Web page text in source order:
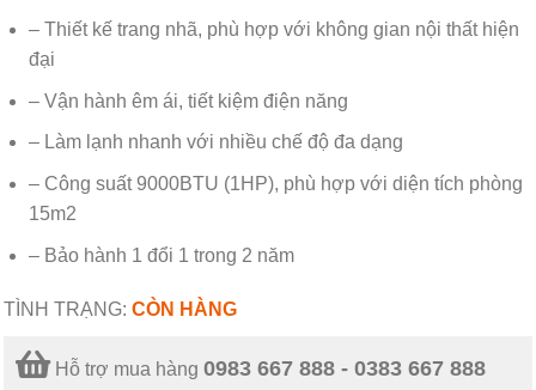
– Thiết kế trang nhã, phù hợp với không gian nội thất hiện
đại
– Vận hành êm ái, tiết kiệm điện năng
– Làm lạnh nhanh với nhiều chế độ đa dạng
– Công suất 9000BTU (1HP), phù hợp với diện tích phòng
15m2
– Bảo hành 1 đổi 1 trong 2 năm
TÌNH TRẠNG: CÒN HÀNG
Hỗ trợ mua hàng 0983 667 888 - 0383 667 888